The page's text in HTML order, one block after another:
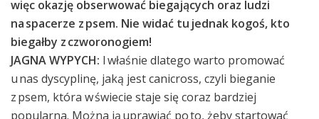
więc okazję obserwować biegających oraz ludzi
na spacerze z psem. Nie widać tu jednak kogoś, kto
biegałby z czworonogiem!
JAGNA WYPYCH: I właśnie dlatego warto promować
u nas dyscyplinę, jaką jest canicross, czyli bieganie
z psem, która w świecie staje się coraz bardziej
popularna. Można ją uprawiać po to, żeby startować